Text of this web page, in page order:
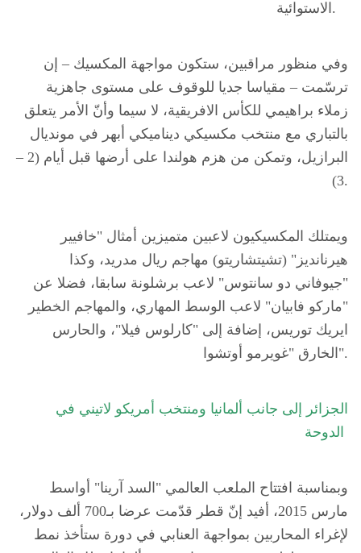
الاستوائية.
وفي منظور مراقبين، ستكون مواجهة المكسيك – إن
ترسّمت – مقياسا جديا للوقوف على مستوى جاهزية
زملاء براهيمي للكأس الافريقية، لا سيما وأنّ الأمر يتعلق
بالتباري مع منتخب مكسيكي ديناميكي أبهر في مونديال
البرازيل، وتمكن من هزم هولندا على أرضها قبل أيام (2 –
3).
ويمتلك المكسيكيون لاعبين متميزين أمثال "خافيير
هيرنانديز" (تشيتشاريتو) مهاجم ريال مدريد، وكذا
"جيوفاني دو سانتوس" لاعب برشلونة سابقا، فضلا عن
"ماركو فابيان" لاعب الوسط المهاري، والمهاجم الخطير
ايريك توريس، إضافة إلى "كارلوس فيلا"، والحارس
الخارق "غويرمو أوتشوا".
الجزائر إلى جانب ألمانيا ومنتخب أمريكو لاتيني في
الدوحة
وبمناسبة افتتاح الملعب العالمي "السد آرينا" أواسط
مارس 2015، أفيد إنّ قطر قدّمت عرضا بـ700 ألف دولار،
لإغراء المحاربين بمواجهة العنابي في دورة ستأخذ نمط